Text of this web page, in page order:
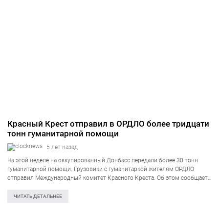
Красный Крест отправил в ОРДЛО более тридцати
тонн гуманитарной помощи
5 лет назад
На этой неделе на оккупированный Донбасс передали более 30 тонн
гуманитарной помощи. Грузовики с гуманитаркой жителям ОРДЛО
отправил Международный комитет Красного Креста. Об этом сообщает
Facebook. Из семи открытых КПВВ полноценный пропуск
ЧИТАТЬ ДЕТАЛЬНЕЕ